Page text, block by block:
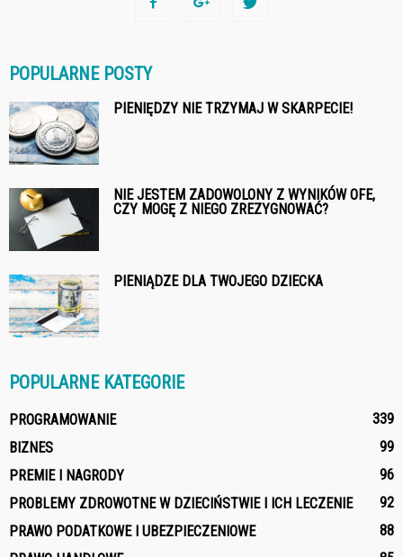
POPULARNE POSTY
PIENIĘDZY NIE TRZYMAJ W SKARPECIE!
NIE JESTEM ZADOWOLONY Z WYNIKÓW OFE,
CZY MOGĘ Z NIEGO ZREZYGNOWAĆ?
PIENIĄDZE DLA TWOJEGO DZIECKA
POPULARNE KATEGORIE
PROGRAMOWANIE
339
BIZNES
99
PREMIE I NAGRODY
96
PROBLEMY ZDROWOTNE W DZIECIŃSTWIE I ICH LECZENIE
92
PRAWO PODATKOWE I UBEZPIECZENIOWE
88